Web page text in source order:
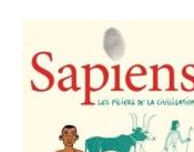
Réinitialiser